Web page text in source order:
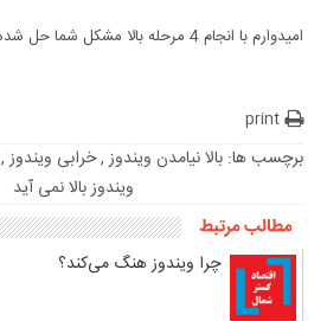
امیدوارم با انجام 4 مرحله بالا مشکل شما حل شده باشد .
print
برچسب ها: بالا نیامدن ویندوز,خرابی ویندوز,
ویندوز بالا نمی آید
مطالب مرتبط
چرا ویندوز هنگ می‌کند؟